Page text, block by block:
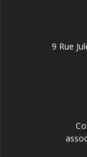
9 Rue